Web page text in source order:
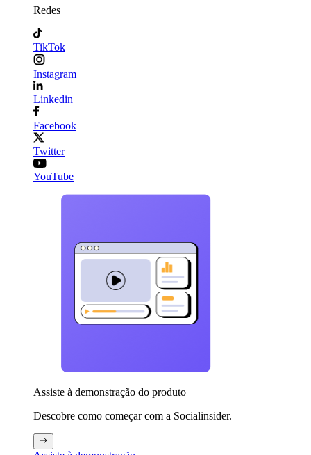
Redes
TikTok
Instagram
Linkedin
Facebook
Twitter
YouTube
Assiste à demonstração do produto
Descobre como começar com a Socialinsider.